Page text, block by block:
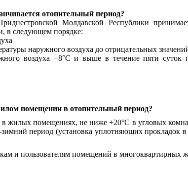
отопительный период?
Молдавской Республики
в следующем порядке:
наружного воздуха до отрицательных
воздуха +8°С и выше в течение пяти суток
помещении в отопительный период?
жилых помещениях,не ниже +20°С в угловых
период (установка уплотняющих прокладок
и пользователям помещений в многоквартирных